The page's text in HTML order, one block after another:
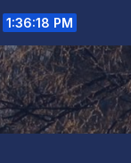
1:36:19 PM